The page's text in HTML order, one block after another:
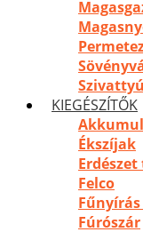
Szivattyú
KIEGÉSZÍTŐK
Ékszíjak
Felco
Fúrószár